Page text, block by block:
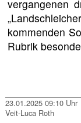
vergangenen
kommenden
Rubrik
23.01.2025 09:10 Uhr
Veit-Luca Roth